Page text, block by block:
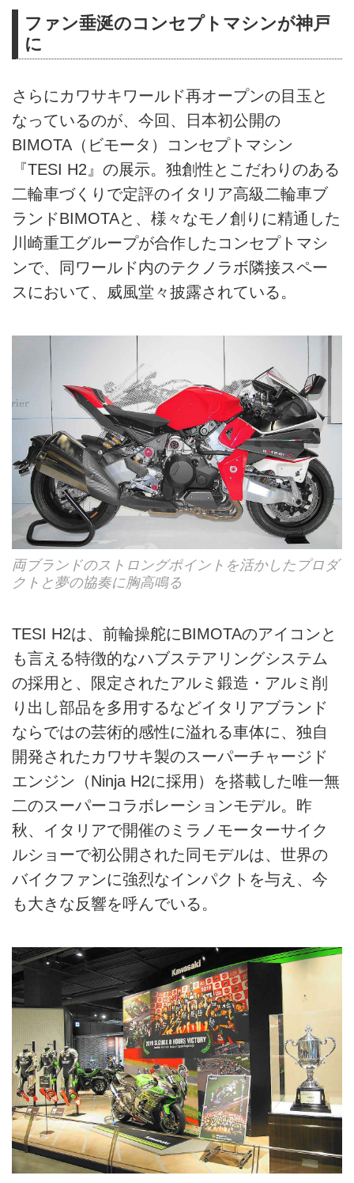
ファン垂涎のコンセプトマシンが神戸
に
さらにカワサキワールド再オープンの目玉と
なっているのが、今回、日本初公開の
BIMOTA（ビモータ）コンセプトマシン
『TESI H2』の展示。独創性とこだわりのある
二輪車づくりで定評のイタリア高級二輪車ブ
ランドBIMOTAと、様々なモノ創りに精通した
川崎重工グループが合作したコンセプトマシ
ンで、同ワールド内のテクノラボ隣接スペー
スにおいて、威風堂々披露されている。
両ブランドのストロングポイントを活かしたプロダ
クトと夢の協奏に胸高鳴る
TESI H2は、前輪操舵にBIMOTAのアイコンと
も言える特徴的なハブステアリングシステム
の採用と、限定されたアルミ鍛造・アルミ削
り出し部品を多用するなどイタリアブランド
ならではの芸術的感性に溢れる車体に、独自
開発されたカワサキ製のスーパーチャージド
エンジン（Ninja H2に採用）を搭載した唯一無
二のスーパーコラボレーションモデル。昨
秋、イタリアで開催のミラノモーターサイク
ルショーで初公開された同モデルは、世界の
バイクファンに強烈なインパクトを与え、今
も大きな反響を呼んでいる。